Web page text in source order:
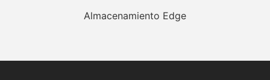
Almacenamiento Edge